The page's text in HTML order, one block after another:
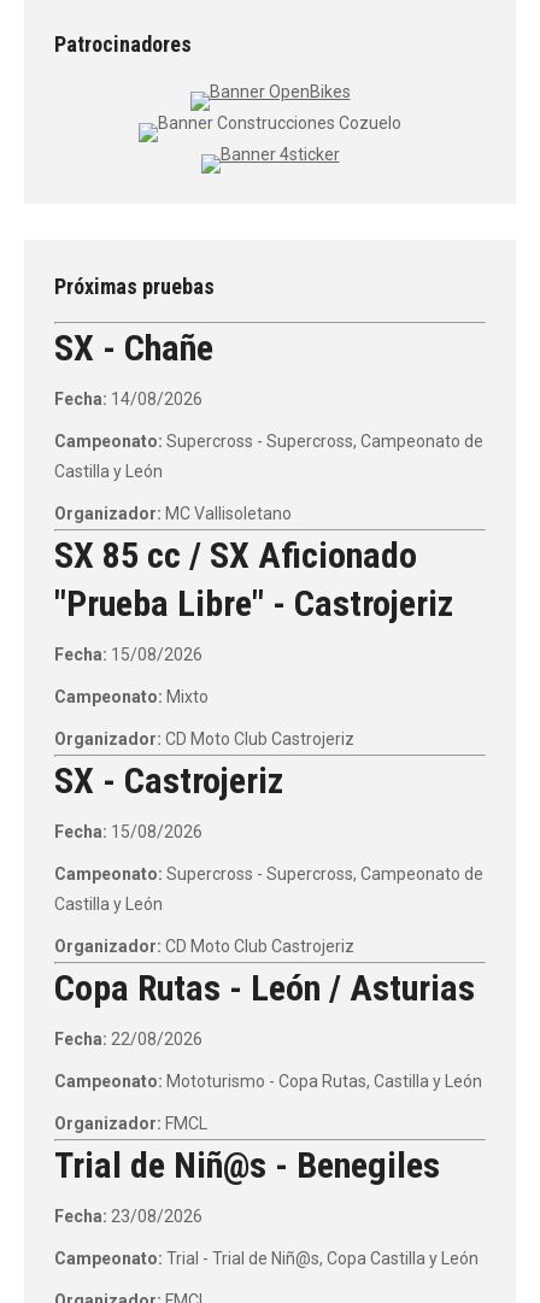
Patrocinadores
Próximas pruebas
SX - Chañe
Fecha: 14/08/2026
Campeonato: Supercross - Supercross, Campeonato de
Castilla y León
Organizador: MC Vallisoletano
SX 85 cc / SX Aficionado
"Prueba Libre" - Castrojeriz
Fecha: 15/08/2026
Campeonato: Mixto
Organizador: CD Moto Club Castrojeriz
SX - Castrojeriz
Fecha: 15/08/2026
Campeonato: Supercross - Supercross, Campeonato de
Castilla y León
Organizador: CD Moto Club Castrojeriz
Copa Rutas - León / Asturias
Fecha: 22/08/2026
Campeonato: Mototurismo - Copa Rutas, Castilla y León
Organizador: FMCL
Trial de Niñ@s - Benegiles
Fecha: 23/08/2026
Campeonato: Trial - Trial de Niñ@s, Copa Castilla y León